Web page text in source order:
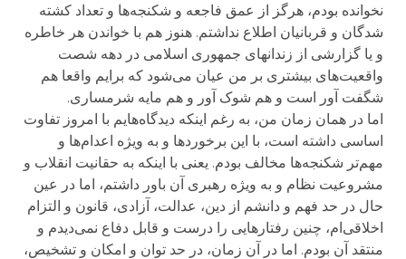
نخوانده بودم، هرگز از عمق فاجعه و شکنجه‌ها و تعداد کشته
شدگان و قربانیان اطلاع نداشتم. هنوز هم با خواندن هر خاطره
و یا گزارشی از زندانهای جمهوری اسلامی در دهه شصت
واقعیت‌های بیشتری بر من عیان می‌شود که برایم واقعا هم
شگفت آور است و هم شوک آور و هم مایه شرمساری.
اما در‌‌ همان زمان من، به رغم اینکه دیدگاه‌هایم با امروز تفاوت
اساسی داشته است، با این برخورد‌ها و به ویژه اعدام‌ها و
مهم‌تر شکنجه‌ها مخالف بودم. یعنی با اینکه به حقانیت انقلاب و
مشروعیت نظام و به ویژه رهبری آن باور داشتم، اما در عین
حال در حد فهم و دانشم از دین، عدالت، آزادی، قانون و التزام
اخلاقی‌ام، چنین رفتارهایی را درست و قابل دفاع نمی‌دیدم و
منتقد آن بودم. اما در آن زمان، در حد توان و امکان و تشخیص،